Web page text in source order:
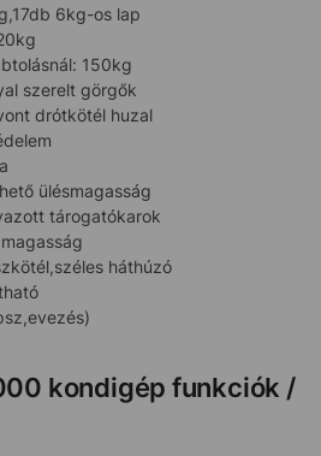
6kg-os lap
150kg
szerelt görgők
drótkötél huzal
ülésmagasság
tárogatókarok
háthúzó
kondigép funkciók /